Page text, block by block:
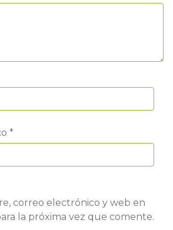
*
correo electrónico y web en
la próxima vez que comente.